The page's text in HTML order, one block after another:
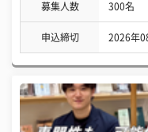
募集人数 300名
申込締切 2026年